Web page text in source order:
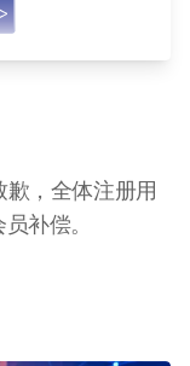
，全体注册用
补偿。